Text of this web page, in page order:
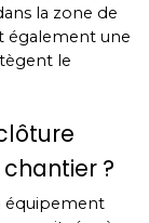
la zone de
également une
le
?
équipement